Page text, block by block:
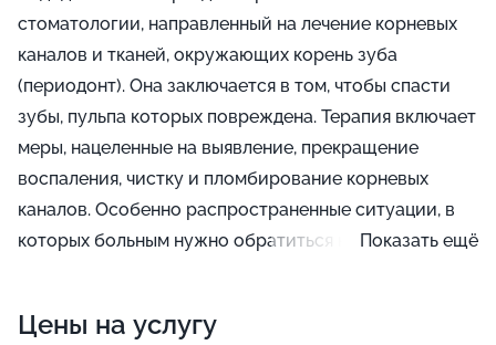
стоматологии, направленный на лечение корневых
каналов и тканей, окружающих корень зуба
(периодонт). Она заключается в том, чтобы спасти
зубы, пульпа которых повреждена. Терапия включает
меры, нацеленные на выявление, прекращение
воспаления, чистку и пломбирование корневых
каналов. Особенно распространенные ситуации, в
которых больным нужно обратиться к подобной
коронки.
Показать ещё
Цены на услугу